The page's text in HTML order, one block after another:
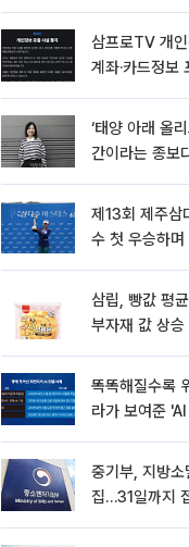
삼프로TV 개
계좌·카드정보
‘태양 아래 올
간이라는 종보
뷰]
제13회 제주삼
수 첫 우승하며
삼립, 빵값 평
부자재 값 상승
똑똑해질수록
라가 보여준
중기부, 지방
집…31일까지